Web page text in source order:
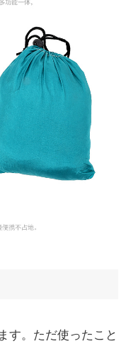
す。ただ使ったこと